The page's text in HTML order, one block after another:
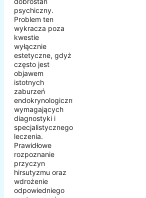
psychiczny.
Problem ten
wykracza poza
kwestie
wyłącznie
estetyczne, gdyż
często jest
objawem
istotnych
zaburzeń
endokrynologicznych
wymagających
diagnostyki i
specjalistycznego
leczenia.
Prawidłowe
rozpoznanie
przyczyn
hirsutyzmu oraz
wdrożenie
odpowiedniego